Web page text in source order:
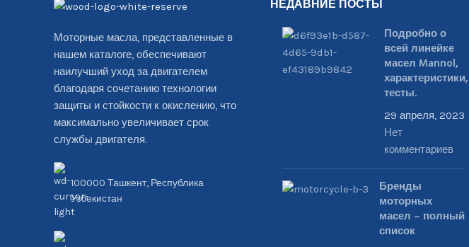
Моторные масла, представленные в
нашем каталоге, обеспечивают
наилучший уход за двигателем
благодаря сочетанию технологии
защиты и стойкости к окислению, что
максимально увеличивает срок
службы двигателя.
100000 Ташкент, Республика
Узбекистан
НЕДАВНИЕ ПОСТЫ
Подробно о
всей линейке
масел Mannol,
характеристики,
тесты.
29 апреля, 2023
Нет
комментариев
Бренды
моторных
масел – полный
список